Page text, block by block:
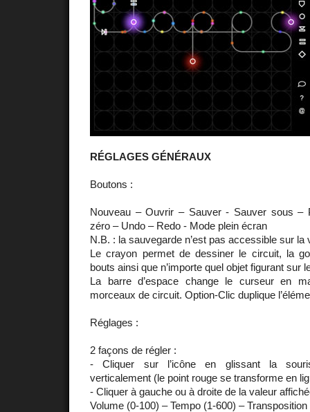
RÉGLAGES GÉNÉRAUX
Boutons :
Nouveau – Ouvrir – Sauver - Sauver sous –
zéro – Undo – Redo - Mode plein écran
N.B. : la sauvegarde n’est pas accessible sur la
Le crayon permet de dessiner le circuit, la
bouts ainsi que n’importe quel objet figurant sur
La barre d’espace change le curseur en
morceaux de circuit. Option-Clic duplique
Réglages :
2 façons de régler :
- Cliquer sur l’icône en glissant la
verticalement (le point rouge se transforme en
- Cliquer à gauche ou à droite de la valeur
Volume (0-100) – Tempo (1-600) – Transposition